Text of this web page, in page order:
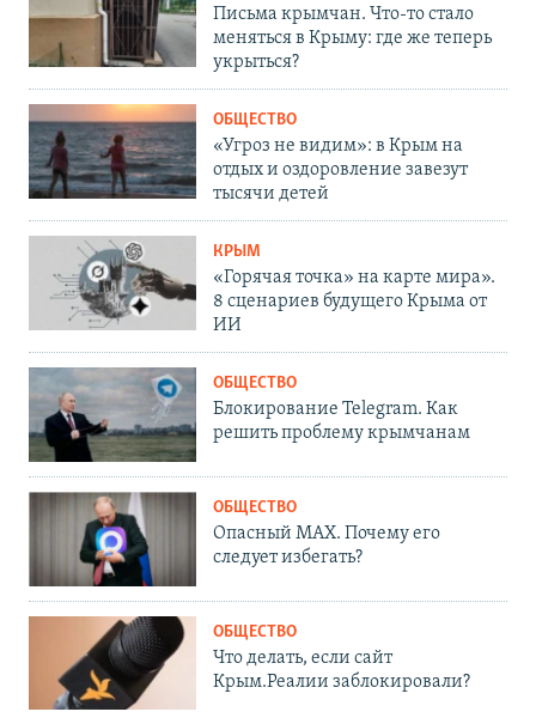
Письма крымчан. Что-то стало
меняться в Крыму: где же теперь
укрыться?
ОБЩЕСТВО
«Угроз не видим»: в Крым на
отдых и оздоровление завезут
тысячи детей
КРЫМ
«Горячая точка» на карте мира».
8 сценариев будущего Крыма от
ИИ
ОБЩЕСТВО
Блокирование Telegram. Как
решить проблему крымчанам
ОБЩЕСТВО
Опасный MAX. Почему его
следует избегать?
ОБЩЕСТВО
Что делать, если сайт
Крым.Реалии заблокировали?